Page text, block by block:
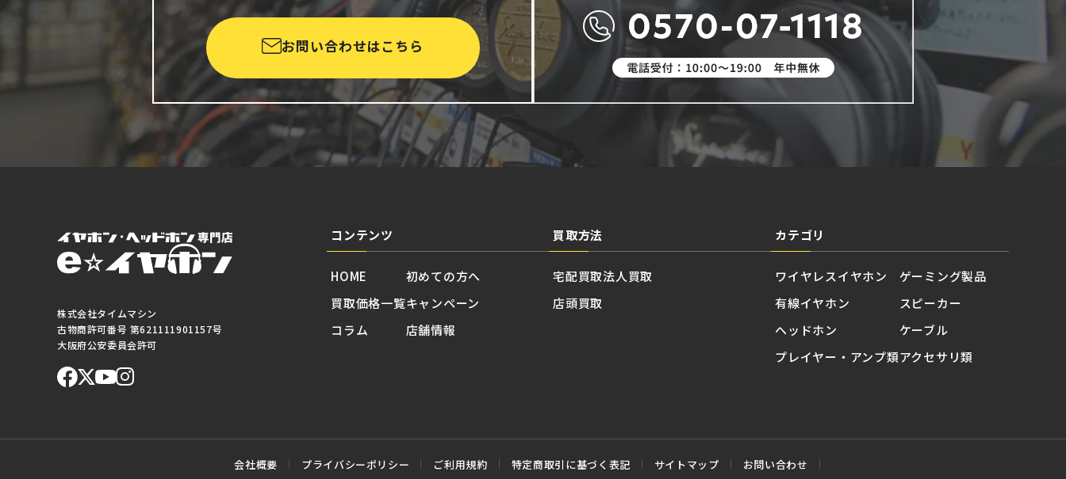
お問い合わせはこちら
株式会社タイムマシン
古物商許可番号 第621111901157号
大阪府公安委員会許可
コンテンツ
HOME
買取価格一覧
コラム
初めての方へ
キャンペーン
店舗情報
買取方法
宅配買取
店頭買取
法人買取
カテゴリ
ワイヤレスイヤホン
有線イヤホン
ヘッドホン
プレイヤー・アンプ類
ゲーミング製品
スピーカー
ケーブル
アクセサリ類
会社概要 プライバシーポリシー ご利用規約 特定商取引に基づく表記 サイトマップ お問い合わせ